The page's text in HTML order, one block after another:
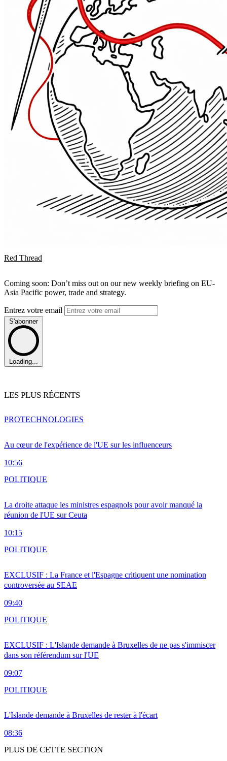
Red Thread
Coming soon: Don’t miss out on our new weekly briefing on EU-
Asia Pacific power, trade and strategy.
Entrez votre email
S'abonner
Loading...
LES PLUS RÉCENTS
Au cœur de l'expérience de l'UE sur les influenceurs
10:56
PROTECHNOLOGIES
La droite attaque les ministres espagnols pour avoir manqué la
réunion de l'UE sur Ceuta
10:15
POLITIQUE
EXCLUSIF : La France et l'Espagne critiquent une nomination
controversée au SEAE
09:40
POLITIQUE
EXCLUSIF : L'Islande demande à Bruxelles de ne pas s'immiscer
dans son référendum sur l'UE
09:07
POLITIQUE
L'Islande demande à Bruxelles de rester à l'écart
08:36
POLITIQUE
PLUS DE CETTE SECTION